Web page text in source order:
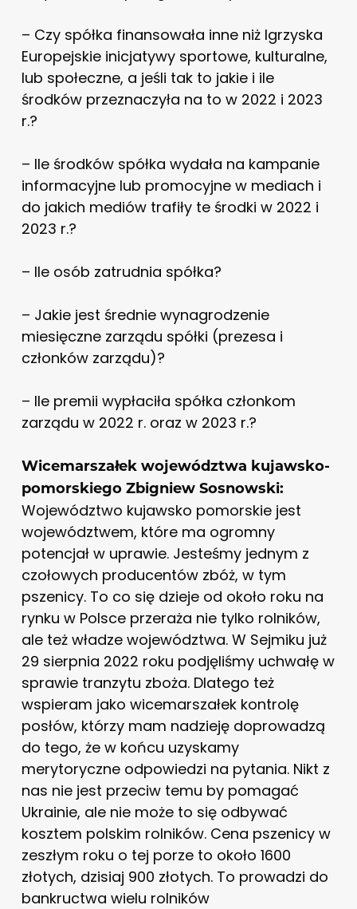
– Czy spółka finansowała inne niż Igrzyska
Europejskie inicjatywy sportowe, kulturalne,
lub społeczne, a jeśli tak to jakie i ile
środków przeznaczyła na to w 2022 i 2023
r.?
– Ile środków spółka wydała na kampanie
informacyjne lub promocyjne w mediach i
do jakich mediów trafiły te środki w 2022 i
2023 r.?
– Ile osób zatrudnia spółka?
– Jakie jest średnie wynagrodzenie
miesięczne zarządu spółki (prezesa i
członków zarządu)?
– Ile premii wypłaciła spółka członkom
zarządu w 2022 r. oraz w 2023 r.?
Wicemarszałek województwa kujawsko-
pomorskiego Zbigniew Sosnowski:
Województwo kujawsko pomorskie jest
województwem, które ma ogromny
potencjał w uprawie. Jesteśmy jednym z
czołowych producentów zbóż, w tym
pszenicy. To co się dzieje od około roku na
rynku w Polsce przeraża nie tylko rolników,
ale też władze województwa. W Sejmiku już
29 sierpnia 2022 roku podjęliśmy uchwałę w
sprawie tranzytu zboża. Dlatego też
wspieram jako wicemarszałek kontrolę
posłów, którzy mam nadzieję doprowadzą
do tego, że w końcu uzyskamy
merytoryczne odpowiedzi na pytania. Nikt z
nas nie jest przeciw temu by pomagać
Ukrainie, ale nie może to się odbywać
kosztem polskim rolników. Cena pszenicy w
zeszłym roku o tej porze to około 1600
złotych, dzisiaj 900 złotych. To prowadzi do
bankructwa wielu rolników